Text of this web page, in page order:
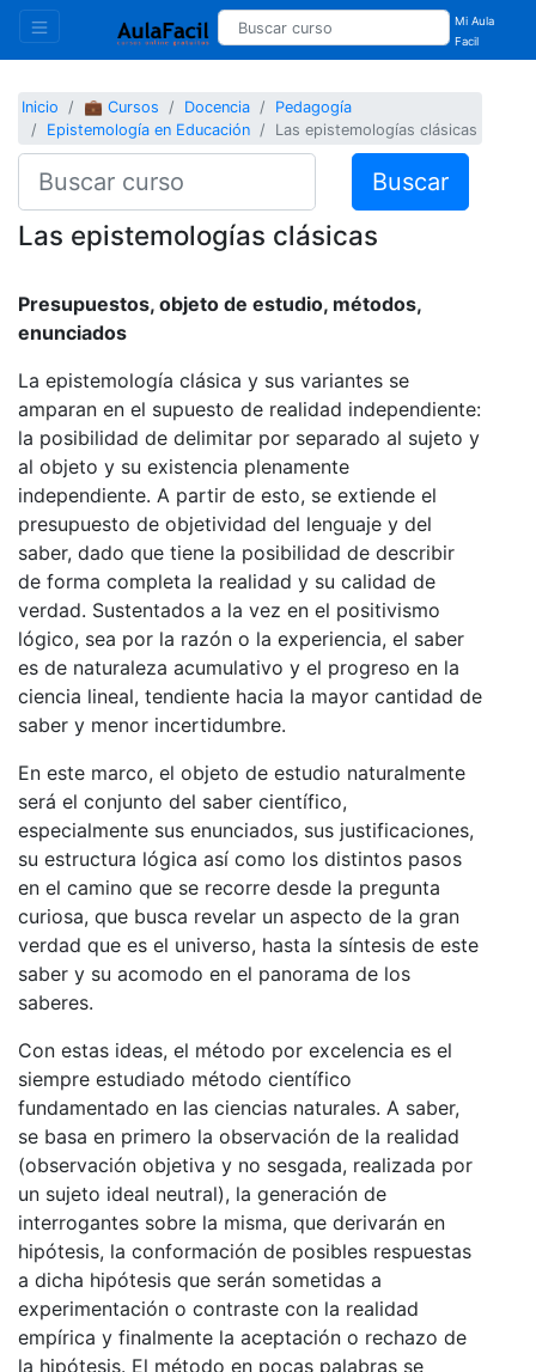
Mi Aula
Facil
Inicio 💼 Cursos Docencia
Pedagogía
Epistemología en Educación
Las epistemologías clásicas
Buscar
Las epistemologías clásicas
Presupuestos, objeto de estudio, métodos,
enunciados
La epistemología clásica y sus variantes se
amparan en el supuesto de realidad independiente:
la posibilidad de delimitar por separado al sujeto y
al objeto y su existencia plenamente
independiente. A partir de esto, se extiende el
presupuesto de objetividad del lenguaje y del
saber, dado que tiene la posibilidad de describir
de forma completa la realidad y su calidad de
verdad. Sustentados a la vez en el positivismo
lógico, sea por la razón o la experiencia, el saber
es de naturaleza acumulativo y el progreso en la
ciencia lineal, tendiente hacia la mayor cantidad de
saber y menor incertidumbre.
En este marco, el objeto de estudio naturalmente
será el conjunto del saber científico,
especialmente sus enunciados, sus justificaciones,
su estructura lógica así como los distintos pasos
en el camino que se recorre desde la pregunta
curiosa, que busca revelar un aspecto de la gran
verdad que es el universo, hasta la síntesis de este
saber y su acomodo en el panorama de los
saberes.
Con estas ideas, el método por excelencia es el
siempre estudiado método científico
fundamentado en las ciencias naturales. A saber,
se basa en primero la observación de la realidad
(observación objetiva y no sesgada, realizada por
un sujeto ideal neutral), la generación de
interrogantes sobre la misma, que derivarán en
hipótesis, la conformación de posibles respuestas
a dicha hipótesis que serán sometidas a
experimentación o contraste con la realidad
empírica y finalmente la aceptación o rechazo de
la hipótesis. El método en pocas palabras se